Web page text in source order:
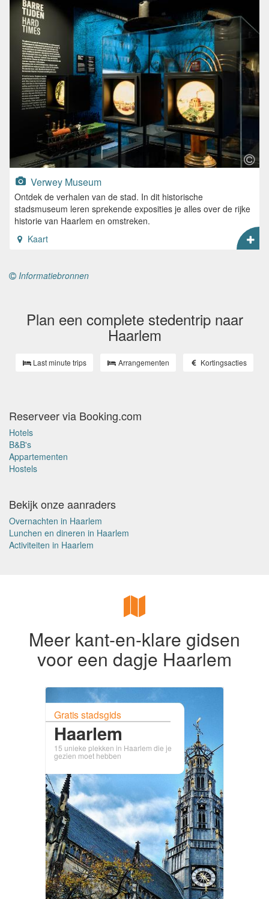
Verwey Museum
Ontdek de verhalen van de stad. In dit historische
stadsmuseum leren sprekende exposities je alles over de rijke
historie van Haarlem en omstreken.
Kaart
Informatiebronnen
Plan een complete stedentrip naar
Haarlem
Last minute trips Arrangementen Kortingsacties
Reserveer via Booking.com
Hotels
B&B's
Appartementen
Hostels
Bekijk onze aanraders
Overnachten in Haarlem
Lunchen en dineren in Haarlem
Activiteiten in Haarlem
Meer kant-en-klare gidsen
voor een dagje Haarlem
Gratis stadsgids
Haarlem
15 unieke plekken in Haarlem die je
gezien moet hebben